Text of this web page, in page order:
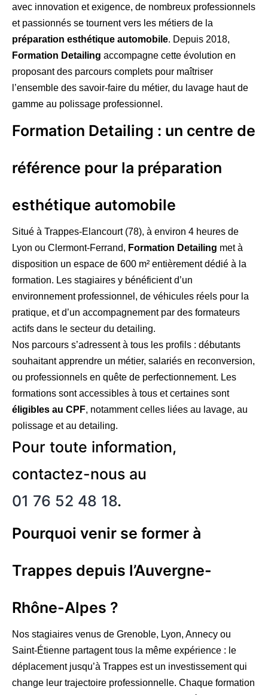
avec innovation et exigence, de nombreux professionnels
et passionnés se tournent vers les métiers de la
préparation esthétique automobile. Depuis 2018,
Formation Detailing accompagne cette évolution en
proposant des parcours complets pour maîtriser
l’ensemble des savoir-faire du métier, du lavage haut de
gamme au polissage professionnel.
Formation Detailing : un centre de
référence pour la préparation
esthétique automobile
Situé à Trappes-Elancourt (78), à environ 4 heures de
Lyon ou Clermont-Ferrand, Formation Detailing met à
disposition un espace de 600 m² entièrement dédié à la
formation. Les stagiaires y bénéficient d’un
environnement professionnel, de véhicules réels pour la
pratique, et d’un accompagnement par des formateurs
actifs dans le secteur du detailing.
Nos parcours s’adressent à tous les profils : débutants
souhaitant apprendre un métier, salariés en reconversion,
ou professionnels en quête de perfectionnement. Les
formations sont accessibles à tous et certaines sont
éligibles au CPF, notamment celles liées au lavage, au
polissage et au detailing.
Pour toute information,
contactez-nous au
01 76 52 48 18.
Pourquoi venir se former à
Trappes depuis l’Auvergne-
Rhône-Alpes ?
Nos stagiaires venus de Grenoble, Lyon, Annecy ou
Saint-Étienne partagent tous la même expérience : le
déplacement jusqu’à Trappes est un investissement qui
change leur trajectoire professionnelle. Chaque formation